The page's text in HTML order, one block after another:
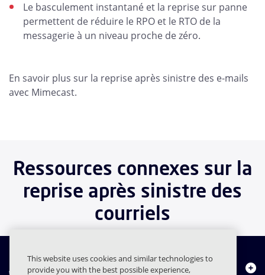
Le basculement instantané et la reprise sur panne
permettent de réduire le RPO et le RTO de la
messagerie à un niveau proche de zéro.
En savoir plus sur la reprise après sinistre des e-mails
avec Mimecast.
Ressources connexes sur la
reprise après sinistre des
courriels
À propos de nous
This website uses cookies and similar technologies to
provide you with the best possible experience,